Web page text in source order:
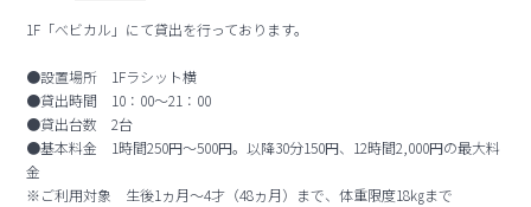
1F「べビカル」にて貸出を行っております。
●設置場所 1Fラシット横
●貸出時間 10：00～21：00
●貸出台数 2台
●基本料金 1時間250円～500円。以降30分150円、12時間2,000円の最大料
金
※ご利用対象 生後1ヵ月～4才（48ヵ月）まで、体重限度18㎏まで